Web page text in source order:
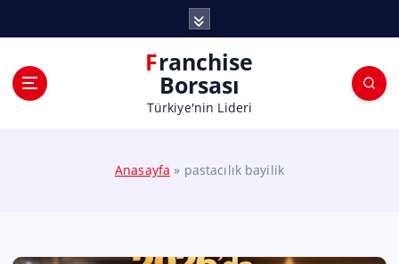
Franchise
Borsası
Türkiye'nin Lideri
Anasayfa » pastacılık bayilik